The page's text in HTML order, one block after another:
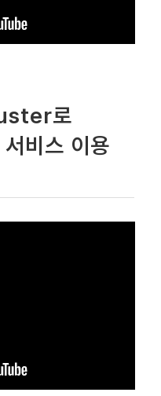
로
비스 이용